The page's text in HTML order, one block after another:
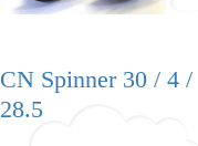
CN Spinner 30 / 4 /
28.5